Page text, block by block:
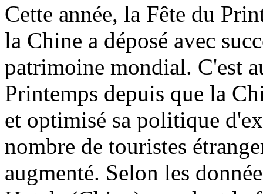
Cette année, la Fête du
la Chine a déposé avec
patrimoine mondial. C'est
Printemps depuis que la
et optimisé sa politique
nombre de touristes
augmenté. Selon les